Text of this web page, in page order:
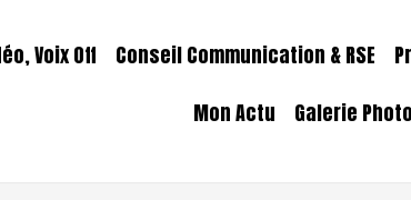
Voix Off Conseil Communication & RSE
Mon Actu
Galerie